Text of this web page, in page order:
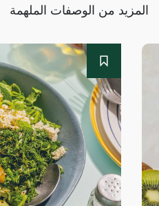
المزيد من الوصفات الملهمة